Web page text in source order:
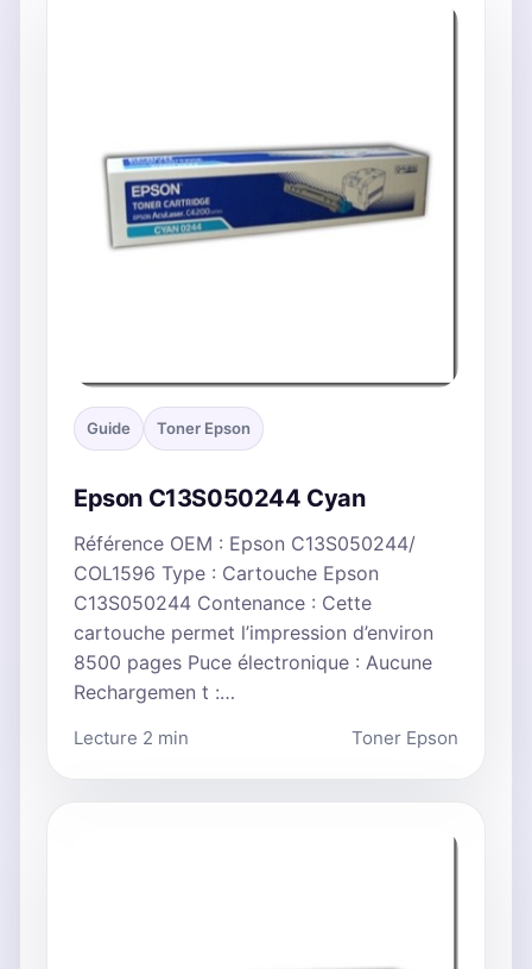
Guide Toner Epson
Epson C13S050244 Cyan
Référence OEM : Epson C13S050244/
COL1596 Type : Cartouche Epson
C13S050244 Contenance : Cette
cartouche permet l’impression d’environ
8500 pages Puce électronique : Aucune
Rechargemen t :…
Lecture 2 min Toner Epson